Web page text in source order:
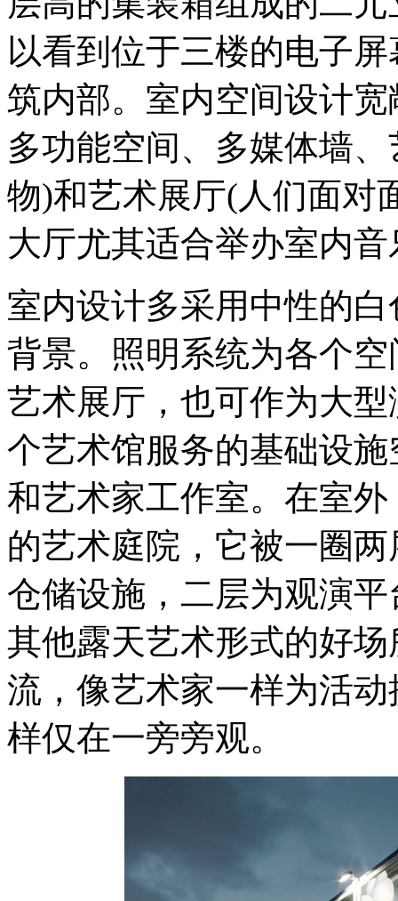
以看到位于三楼的电子
筑内部。室内空间设计
多功能空间、多媒体墙
物)和艺术展厅(人们面对
大厅尤其适合举办室内音
室内设计多采用中性的
背景。照明系统为各个
艺术展厅，也可作为大
个艺术馆服务的基础设
和艺术家工作室。在室
的艺术庭院，它被一圈
仓储设施，二层为观演
其他露天艺术形式的好
流，像艺术家一样为活
样仅在一旁旁观。